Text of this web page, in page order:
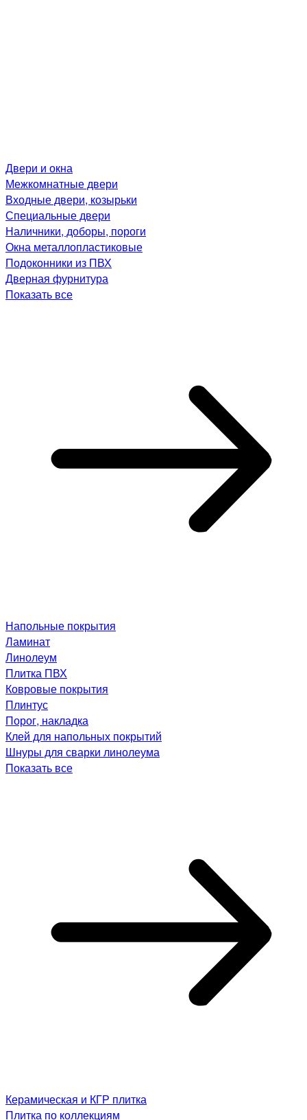
Двери и окна
Межкомнатные двери
Входные двери, козырьки
Специальные двери
Наличники, доборы, пороги
Окна металлопластиковые
Подоконники из ПВХ
Дверная фурнитура
Показать все
Напольные покрытия
Ламинат
Линолеум
Плитка ПВХ
Ковровые покрытия
Плинтус
Порог, накладка
Клей для напольных покрытий
Шнуры для сварки линолеума
Показать все
Керамическая и КГР плитка
Плитка по коллекциям